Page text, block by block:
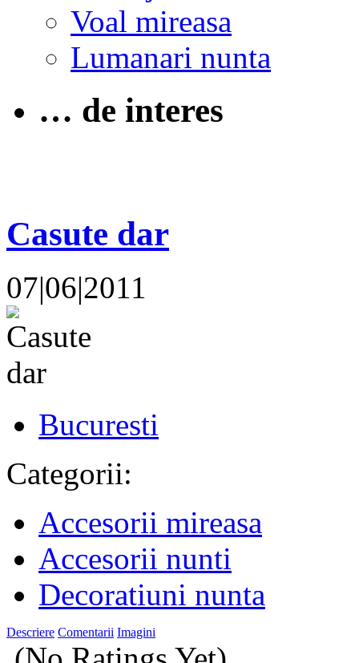
Voal mireasa
Lumanari nunta
… de interes
Casute dar
07|06|2011
Bucuresti
Categorii:
Accesorii mireasa
Accesorii nunti
Decoratiuni nunta
Descriere Comentarii Imagini